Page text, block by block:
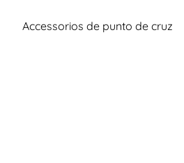
Accessorios de punto de cruz